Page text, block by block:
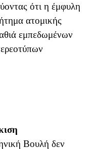
ότι η έμφυλη
ατομικής
εμπεδωμένων
Βουλή δεν